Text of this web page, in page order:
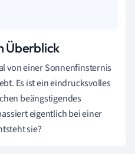
Überblick
von einer Sonnenfinsternis
Es ist ein eindrucksvolles
beängstigendes
eigentlich bei einer
sie?